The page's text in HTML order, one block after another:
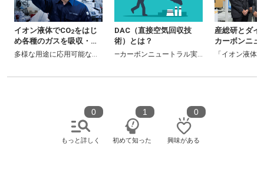
ョン技術―
技術」でCO2を分離回収
イオン液体でCO2をはじ
め各種のガスを吸収・分
離
多様な用途に応用可能なグリーン溶媒
DAC（直接空気回収技
術）とは？
―カーボンニュートラル実現に貢献するネガ
産総研とダイ
カーボンニュ
現！
「イオン液体
もっと詳しく
0
初めて知った
1
興味がある
0